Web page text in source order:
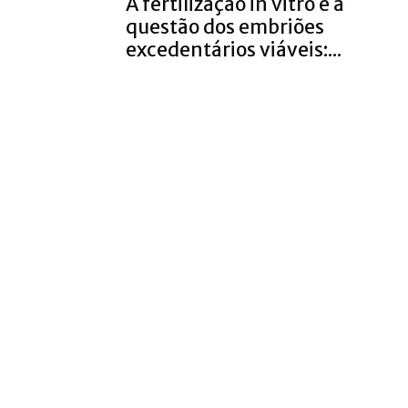
questão dos embriões
excedentários viáveis:...